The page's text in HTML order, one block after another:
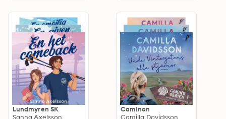
Lundmyren SK
Sanna Axelsson
Caminon
Camilla Davidsson